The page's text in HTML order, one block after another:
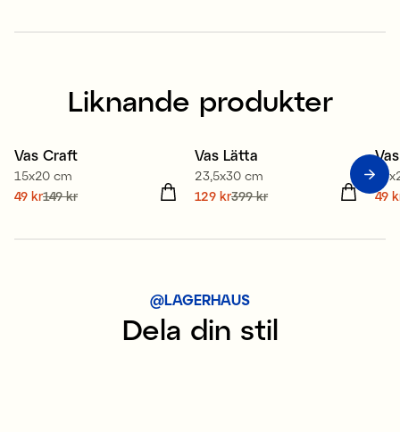
Liknande produkter
Sale
Vas Craft
15x20 cm
Nuvarande pris
49 kr149 kr
Sale
Vas Lätta
23,5x30 cm
Nuvarande pris
129 kr399 kr 49
@LAGERHAUS
Dela din stil